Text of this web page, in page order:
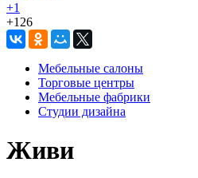
+1
+126
Мебельные салоны
Торговые центры
Мебельные фабрики
Студии дизайна
Живи